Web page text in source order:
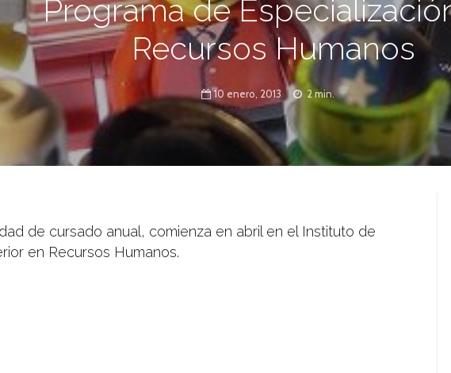
Programa de
Recursos Humanos
10 enero, 2013 2 min.
de cursado anual, comienza en abril en el Instituto de
en Recursos Humanos.